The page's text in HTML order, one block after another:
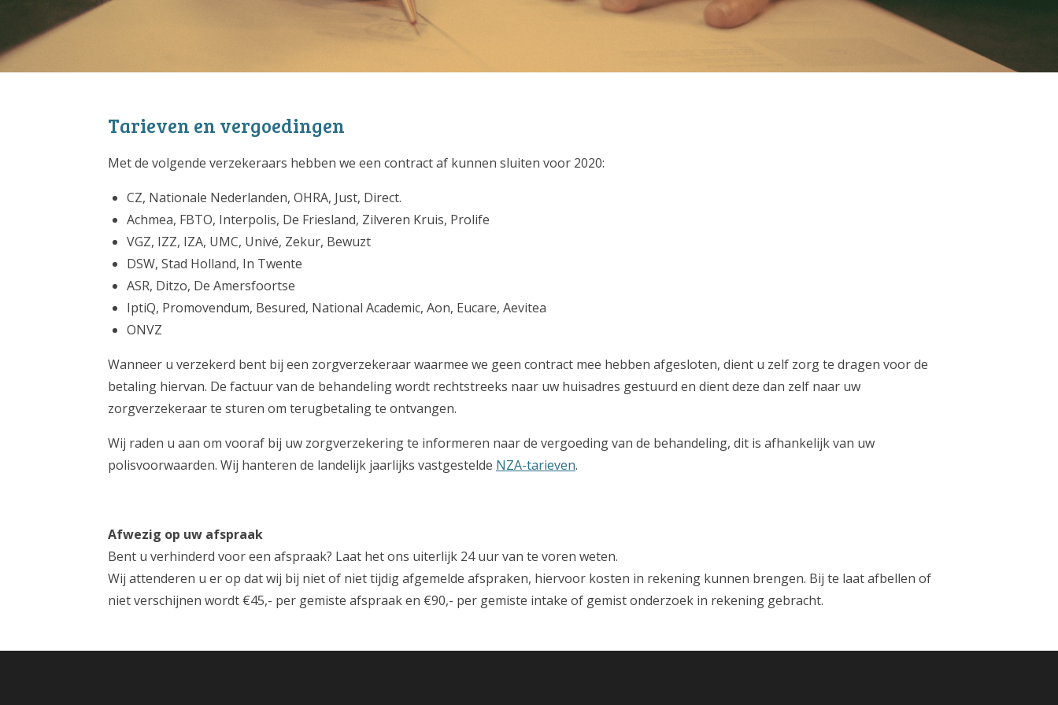
Tarieven en vergoedingen
Met de volgende verzekeraars hebben we een contract af kunnen sluiten voor 2020:
CZ, Nationale Nederlanden, OHRA, Just, Direct.
Achmea, FBTO, Interpolis, De Friesland, Zilveren Kruis, Prolife
VGZ, IZZ, IZA, UMC, Univé, Zekur, Bewuzt
DSW, Stad Holland, In Twente
ASR, Ditzo, De Amersfoortse
IptiQ, Promovendum, Besured, National Academic, Aon, Eucare, Aevitea
ONVZ
Wanneer u verzekerd bent bij een zorgverzekeraar waarmee we geen contract mee hebben afgesloten, dient u zelf zorg te dragen voor de
betaling hiervan. De factuur van de behandeling wordt rechtstreeks naar uw huisadres gestuurd en dient deze dan zelf naar uw
zorgverzekeraar te sturen om terugbetaling te ontvangen.
Wij raden u aan om vooraf bij uw zorgverzekering te informeren naar de vergoeding van de behandeling, dit is afhankelijk van uw
polisvoorwaarden. Wij hanteren de landelijk jaarlijks vastgestelde NZA-tarieven.
Afwezig op uw afspraak
Bent u verhinderd voor een afspraak? Laat het ons uiterlijk 24 uur van te voren weten.
Wij attenderen u er op dat wij bij niet of niet tijdig afgemelde afspraken, hiervoor kosten in rekening kunnen brengen. Bij te laat afbellen of
niet verschijnen wordt €45,- per gemiste afspraak en €90,- per gemiste intake of gemist onderzoek in rekening gebracht.